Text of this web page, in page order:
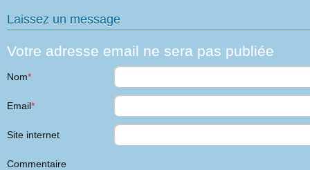
Laissez un message
Votre adresse email ne sera pas publiée
Nom*
Email*
Site internet
Commentaire